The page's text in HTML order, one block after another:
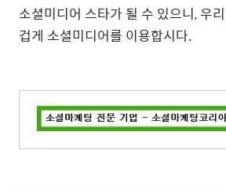
소셜미디어 스타가 될 수 있으니, 우
겁게 소셜미디어를 이용합시다.